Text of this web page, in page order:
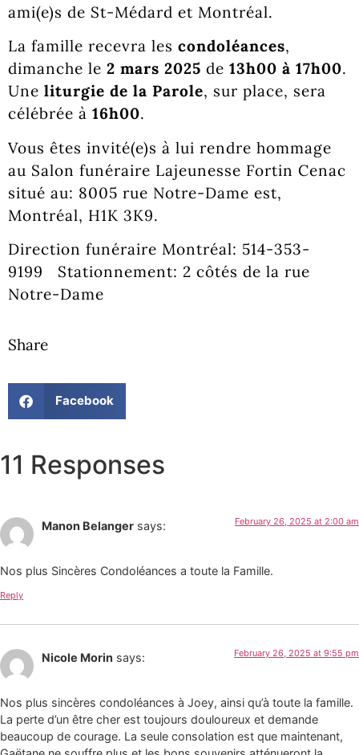
ami(e)s de St-Médard et Montréal.
La famille recevra les condoléances,
dimanche le 2 mars 2025 de 13h00 à 17h00.
Une liturgie de la Parole, sur place, sera
célébrée à 16h00.
Vous êtes invité(e)s à lui rendre hommage
au Salon funéraire Lajeunesse Fortin Cenac
situé au: 8005 rue Notre-Dame est,
Montréal, H1K 3K9.
Direction funéraire Montréal: 514-353-
9199 Stationnement: 2 côtés de la rue
Notre-Dame
Share
Facebook
11 Responses
Manon Belanger says: February 26, 2025 at 2:00 am
Nos plus Sincères Condoléances a toute la Famille.
Reply
Nicole Morin says: February 26, 2025 at 9:55 pm
Nos plus sincères condoléances à Joey, ainsi qu’à toute la famille.
La perte d’un être cher est toujours douloureux et demande
beaucoup de courage. La seule consolation est que maintenant,